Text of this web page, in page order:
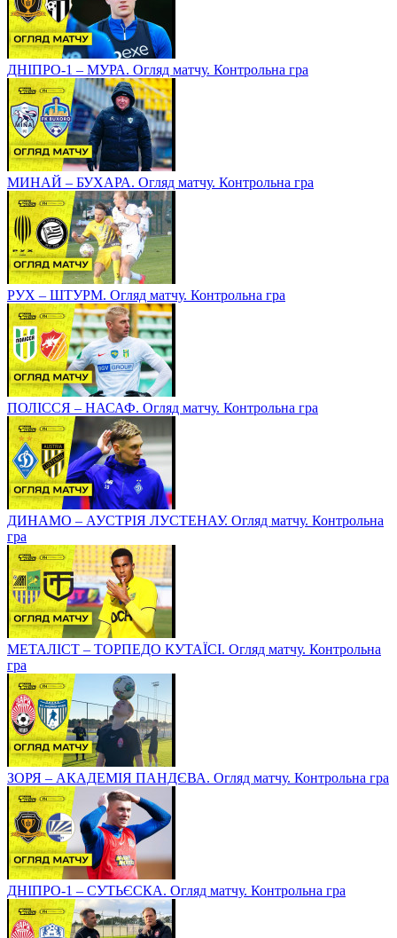
ДНІПРО-1 – МУРА. Огляд матчу. Контрольна гра
МИНАЙ – БУХАРА. Огляд матчу. Контрольна гра
РУХ – ШТУРМ. Огляд матчу. Контрольна гра
ПОЛІССЯ – НАСАФ. Огляд матчу. Контрольна гра
ДИНАМО – АУСТРІЯ ЛУСТЕНАУ. Огляд матчу. Контрольна
гра
МЕТАЛІСТ – ТОРПЕДО КУТАЇСІ. Огляд матчу. Контрольна
гра
ЗОРЯ – АКАДЕМІЯ ПАНДЄВА. Огляд матчу. Контрольна гра
ДНІПРО-1 – СУТЬЄСКА. Огляд матчу. Контрольна гра